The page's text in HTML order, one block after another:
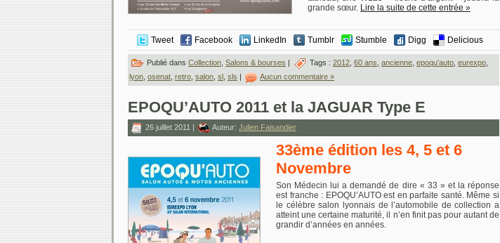
grande sœur. Lire la suite de cette entrée »
Tweet Facebook LinkedIn Tumblr Stumble Digg Delicious
Publié dans Collection Salons & bourses | Tags : 2012 60 ans ancienne epoqu'auto eurexpo
lyon, osenat, retro, salon, sl , sls Aucun commentaire »
EPOQU’AUTO 2011 et la JAGUAR Type E
26 juillet 2011 | Auteur: Julien Faisandier
33ème édition les 4, 5 et 6
Novembre
Son Médecin lui a demandé de dire « 33 » et la réponse
est franche : EPOQU’AUTO est en parfaite santé. Même si
le célèbre salon lyonnais de l’automobile de collection a
atteint une certaine maturité, il n’en finit pas pour autant de
grandir d’années en années.